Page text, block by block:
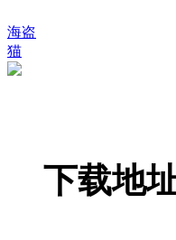
海盗
猫
下载地